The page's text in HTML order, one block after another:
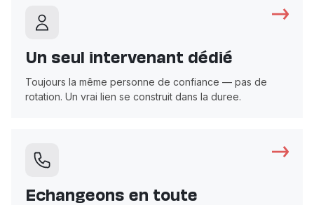
Un seul intervenant dédié
Toujours la même personne de confiance — pas de
rotation. Un vrai lien se construit dans la duree.
Echangeons en toute